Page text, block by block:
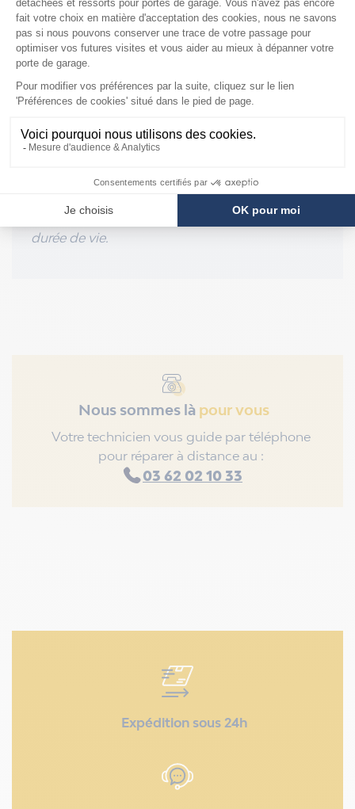
Nous vous suggérons vivement, pour des
raisons de sécurité, de changer les 2 côtés en
même temps: pour cela, vous devez
commander 2 grappes.
Pour changer vos ressorts en toute sécurité, ils
ne doivent pas être sous tension: pour cela nous
vous conseillons de bloquer à l'aide d'un serre
fois sa longueur au repos, pour préserver leur
durée de vie.
Nous sommes là pour vous
Votre technicien vous guide par téléphone
pour réparer à distance au :
03 62 02 10 33
Expédition sous 24h